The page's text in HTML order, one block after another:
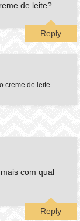
de leite?
Reply
creme de leite
com qual
Reply